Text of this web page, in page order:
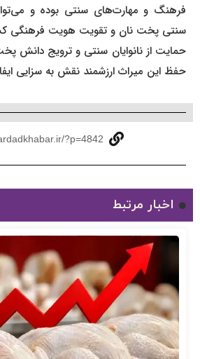
فرهنگ و مهارت‌های سنتی بوده و
سنتی پخت نان و تقویت هویت فرهنگی کشور
حمایت از نانوایان سنتی و ترویج دانش پخت
حفظ این میراث ارزشمند نقش به سزایی ایفا
pardadkhabar.ir/?p=4842
اخبار مرتبط